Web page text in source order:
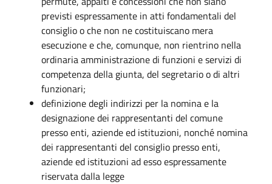
previsti espressamente in atti fondamentali del
consiglio o che non ne costituiscano mera
esecuzione e che, comunque, non rientrino nella
ordinaria amministrazione di funzioni e servizi di
competenza della giunta, del segretario o di altri
funzionari;
definizione degli indirizzi per la nomina e la
designazione dei rappresentanti del comune
presso enti, aziende ed istituzioni, nonché nomina
dei rappresentanti del consiglio presso enti,
aziende ed istituzioni ad esso espressamente
riservata dalla legge